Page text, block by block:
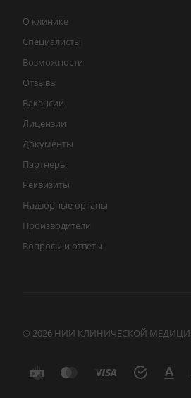
О клинике
Специалисты
Возможности
Отзывы
Вакансии
Лицензии
Документы
Партнеры
Реквизиты
Надзорные органы
Производители
Вопросы и ответы
© 2026 НИИ КЛИНИЧЕСКОЙ